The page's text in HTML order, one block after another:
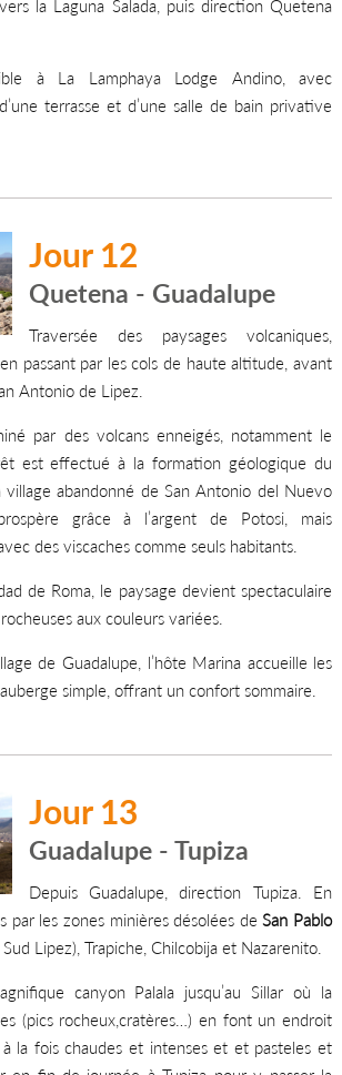
la Laguna Salada, puis direction Quetena
à La Lamphaya Lodge Andino, avec
terrasse et d’une salle de bain privative
Jour 12
Quetena - Guadalupe
Traversée des paysages volcaniques,
passant par les cols de haute altitude, avant
Antonio de Lipez.
par des volcans enneigés, notamment le
est effectué à la formation géologique du
village abandonné de San Antonio del Nuevo
grâce à l’argent de Potosi, mais
des viscaches comme seuls habitants.
de Roma, le paysage devient spectaculaire
aux couleurs variées.
de Guadalupe, l’hôte Marina accueille les
simple, offrant un confort sommaire.
Jour 13
Guadalupe - Tupiza
Depuis Guadalupe, direction Tupiza. En
par les zones minières désolées deSan Pablo
Lipez), Trapiche, Chilcobija et Nazarenito.
canyon Palala jusqu’au Sillar où la
(pics rocheux,cratères…) en font un endroit
la fois chaudes et intenses et et pasteles et